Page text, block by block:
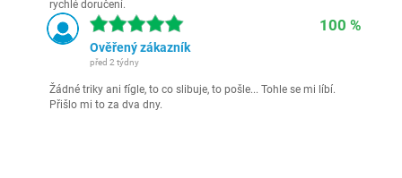
rychlé doručení.
100 %
Ověřený zákazník
před 2 týdny
Žádné triky ani fígle, to co slibuje, to pošle... Tohle se mi líbí.
Přišlo mi to za dva dny.